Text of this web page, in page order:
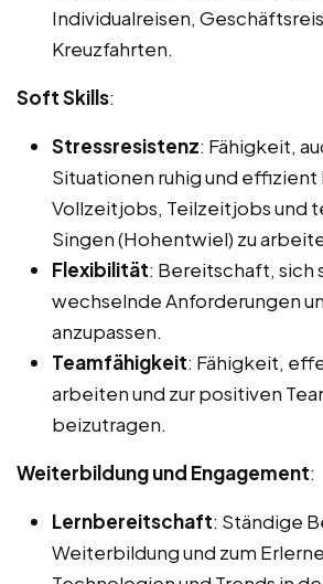
Individualreisen,
Kreuzfahrten.
Soft Skills:
Stressresistenz: Fähigkeit,
Situationen ruhig und effizient
Vollzeitjobs, Teilzeitjobs und
Singen (Hohentwiel) zu
Flexibilität: Bereitschaft, sich
wechselnde Anforderungen
anzupassen.
Teamfähigkeit: Fähigkeit,
arbeiten und zur positiven
beizutragen.
Weiterbildung und Engagement:
Lernbereitschaft: Ständige
Weiterbildung und zum